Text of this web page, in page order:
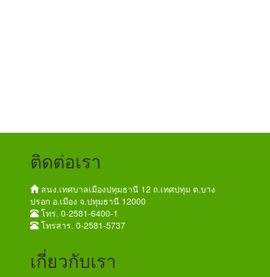
ติดต่อเรา
สนง.เทศบาลเมืองปทุมธานี 12 ถ.เทศปทุม ต.บาง
ปรอก อ.เมือง จ.ปทุมธานี 12000
โทร. 0-2581-6400-1
โทรสาร. 0-2581-5737
เกี่ยวกับเรา